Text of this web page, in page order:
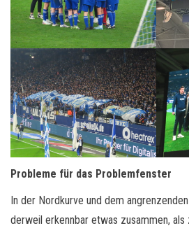
Probleme für das Problemfenster
In der Nordkurve und dem
derweil erkennbar etwas zusammen, als